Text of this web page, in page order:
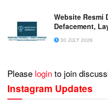
Website Resmi
Defacement,
30 JULY 2026
Please login to join
Instagram Updates